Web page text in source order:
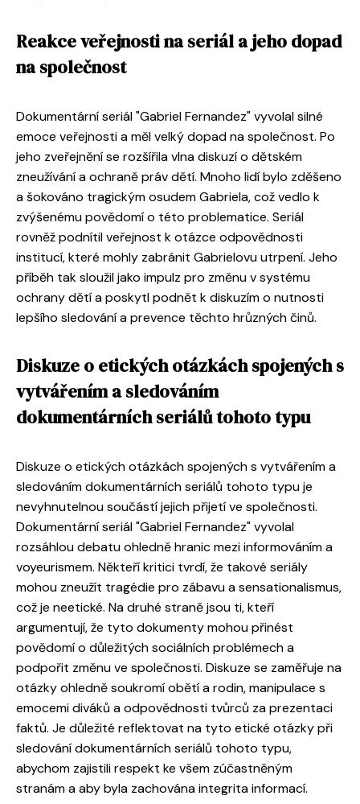
Reakce veřejnosti na seriál a jeho dopad
na společnost
Dokumentární seriál "Gabriel Fernandez" vyvolal silné
emoce veřejnosti a měl velký dopad na společnost. Po
jeho zveřejnění se rozšířila vlna diskuzí o dětském
zneužívání a ochraně práv dětí. Mnoho lidí bylo zděšeno
a šokováno tragickým osudem Gabriela, což vedlo k
zvýšenému povědomí o této problematice. Seriál
rovněž podnítil veřejnost k otázce odpovědnosti
institucí, které mohly zabránit Gabrielovu utrpení. Jeho
příběh tak sloužil jako impulz pro změnu v systému
ochrany dětí a poskytl podnět k diskuzím o nutnosti
lepšího sledování a prevence těchto hrůzných činů.
Diskuze o etických otázkách spojených s
vytvářením a sledováním
dokumentárních seriálů tohoto typu
Diskuze o etických otázkách spojených s vytvářením a
sledováním dokumentárních seriálů tohoto typu je
nevyhnutelnou součástí jejich přijetí ve společnosti.
Dokumentární seriál "Gabriel Fernandez" vyvolal
rozsáhlou debatu ohledně hranic mezi informováním a
voyeurismem. Někteří kritici tvrdí, že takové seriály
mohou zneužít tragédie pro zábavu a sensationalismus,
což je neetické. Na druhé straně jsou ti, kteří
argumentují, že tyto dokumenty mohou přinést
povědomí o důležitých sociálních problémech a
podpořit změnu ve společnosti. Diskuze se zaměřuje na
otázky ohledně soukromí obětí a rodin, manipulace s
emocemi diváků a odpovědnosti tvůrců za prezentaci
faktů. Je důležité reflektovat na tyto etické otázky při
sledování dokumentárních seriálů tohoto typu,
abychom zajistili respekt ke všem zúčastněným
stranám a aby byla zachována integrita informací.